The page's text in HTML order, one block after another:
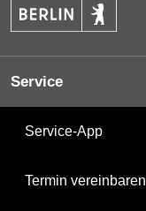
Service
Service-App
Termin vereinbaren